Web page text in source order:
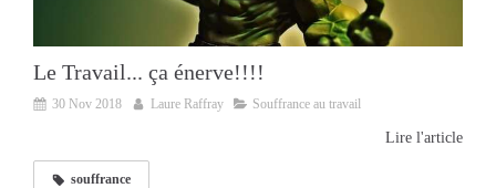
Le Travail... ça énerve!!!!
30 Nov 2018 Laure Raffray Souffrance au travail
Lire l'article
souffrance